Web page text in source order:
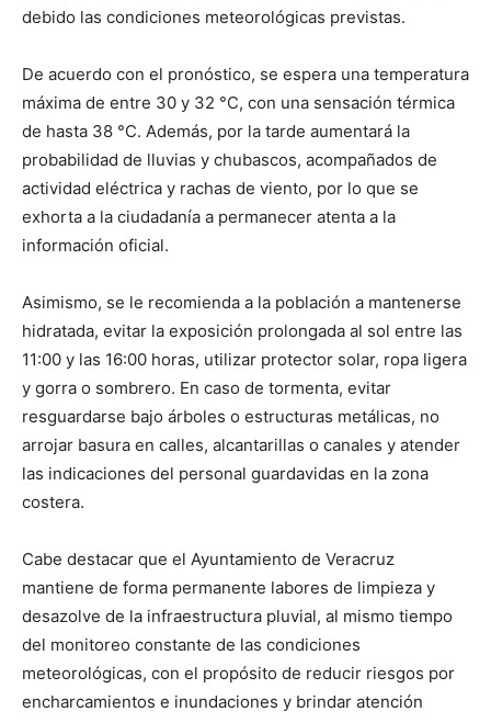
debido las condiciones meteorológicas previstas.
De acuerdo con el pronóstico, se espera una temperatura
máxima de entre 30 y 32 °C, con una sensación térmica
de hasta 38 °C. Además, por la tarde aumentará la
probabilidad de lluvias y chubascos, acompañados de
actividad eléctrica y rachas de viento, por lo que se
exhorta a la ciudadanía a permanecer atenta a la
información oficial.
Asimismo, se le recomienda a la población a mantenerse
hidratada, evitar la exposición prolongada al sol entre las
11:00 y las 16:00 horas, utilizar protector solar, ropa ligera
y gorra o sombrero. En caso de tormenta, evitar
resguardarse bajo árboles o estructuras metálicas, no
arrojar basura en calles, alcantarillas o canales y atender
las indicaciones del personal guardavidas en la zona
costera.
Cabe destacar que el Ayuntamiento de Veracruz
mantiene de forma permanente labores de limpieza y
desazolve de la infraestructura pluvial, al mismo tiempo
del monitoreo constante de las condiciones
meteorológicas, con el propósito de reducir riesgos por
encharcamientos e inundaciones y brindar atención